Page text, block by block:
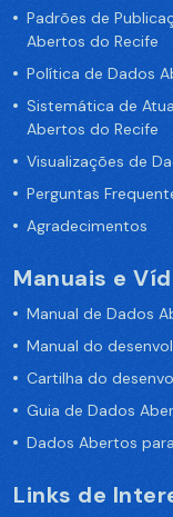
Padrões de
Abertos do Recife
Política de Dados
Sistemática de
Abertos do Recife
Visualizações de
Perguntas
Agradecimentos
Manuais e
Manual de Dados
Manual do
Cartilha do
Guia de Dados
Dados Abertos
Links de